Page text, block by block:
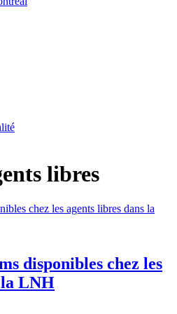
libres
disponibles chez les
la LNH